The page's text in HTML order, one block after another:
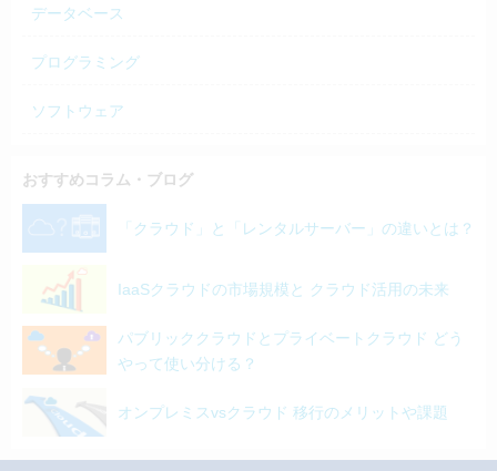
データベース
プログラミング
ソフトウェア
おすすめコラム・ブログ
「クラウド」と「レンタルサーバー」の違いとは？
IaaSクラウドの市場規模と クラウド活用の未来
パブリッククラウドとプライベートクラウド どう
やって使い分ける？
オンプレミスvsクラウド 移行のメリットや課題